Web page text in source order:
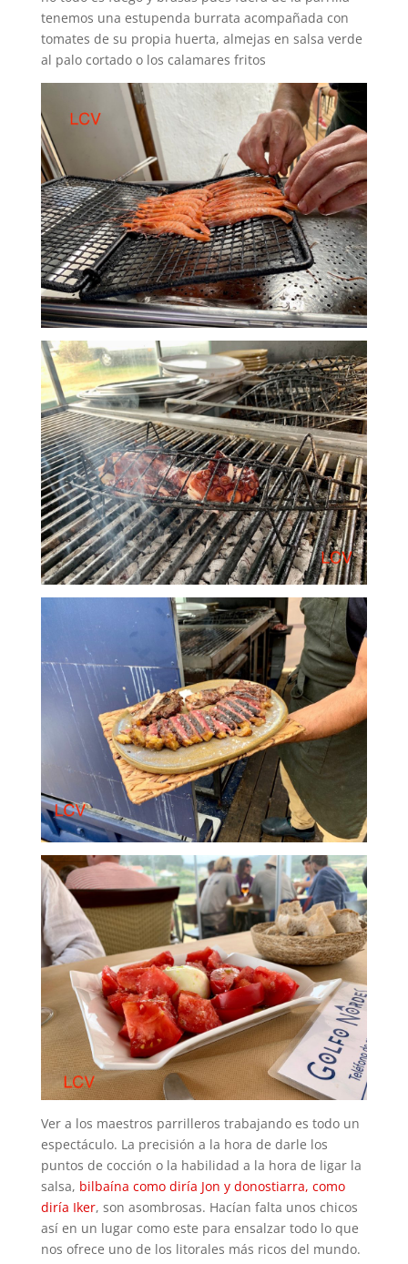
tenemos una estupenda burrata acompañada con
tomates de su propia huerta, almejas en salsa verde
al palo cortado o los calamares fritos
Ver a los maestros parrilleros trabajando es todo un
espectáculo. La precisión a la hora de darle los
puntos de cocción o la habilidad a la hora de ligar la
salsa, bilbaína como diría Jon y donostiarra, como
diría Iker, son asombrosas. Hacían falta unos chicos
así en un lugar como este para ensalzar todo lo que
nos ofrece uno de los litorales más ricos del mundo.